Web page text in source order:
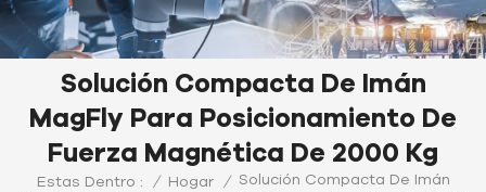
Solución Compacta De Imán
MagFly Para Posicionamiento De
Fuerza Magnética De 2000 Kg
Estas Dentro : / Hogar /
Solución Compacta De Imán